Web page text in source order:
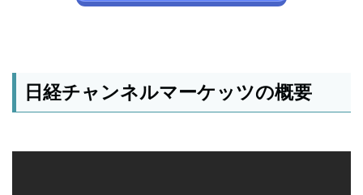
日経チャンネルマーケッツの概要